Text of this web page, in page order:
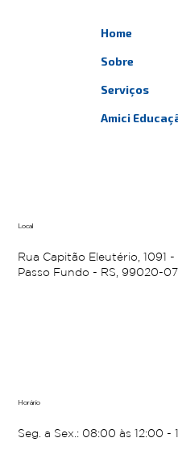
Home
Sobre
Serviços
Amici
Local
Rua Capitão Eleutério, 1091
Passo Fundo - RS, 99020-
Horário
Seg. a Sex.: 08:00 às 12:00 -